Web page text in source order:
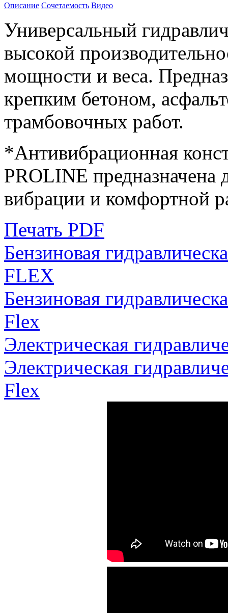
Описание Сочетаемость Видео
Универсальный
высокой
мощности и веса.
крепким бетоном,
трамбовочных работ.
*Антивибрационная
PROLINE
вибрации и комфортной
Печать PDF
Бензиновая
FLEX
Бензиновая
Flex
Электрическая
Электрическая
Flex